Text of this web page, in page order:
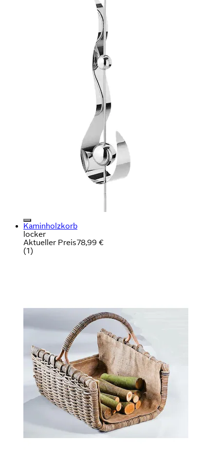
Kaminholzkorb
locker
Aktueller Preis78,99 €
(1)